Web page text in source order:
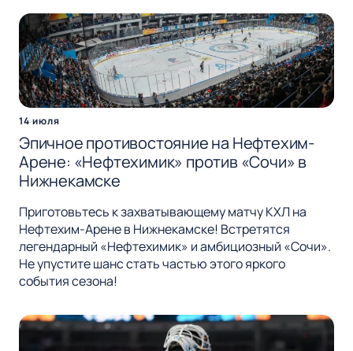
14 июля
Эпичное противостояние на Нефтехим-
Арене: «Нефтехимик» против «Сочи» в
Нижнекамске
Приготовьтесь к захватывающему матчу КХЛ на
Нефтехим-Арене в Нижнекамске! Встретятся
легендарный «Нефтехимик» и амбициозный «Сочи».
Не упустите шанс стать частью этого яркого
события сезона!